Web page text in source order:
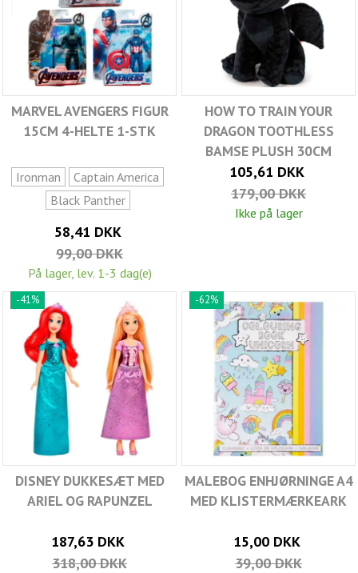
MARVEL AVENGERS FIGUR
15CM 4-HELTE 1-STK
Ironman
Captain America
Black Panther
58,41 DKK
99,00 DKK
På lager, lev. 1-3 dag(e)
HOW TO TRAIN YOUR
DRAGON TOOTHLESS
BAMSE PLUSH 30CM
105,61 DKK
179,00 DKK
Ikke på lager
-41%
DISNEY DUKKESÆT MED
ARIEL OG RAPUNZEL
187,63 DKK
318,00 DKK
-62%
MALEBOG ENHJØRNINGE A4
MED KLISTERMÆRKEARK
15,00 DKK
39,00 DKK